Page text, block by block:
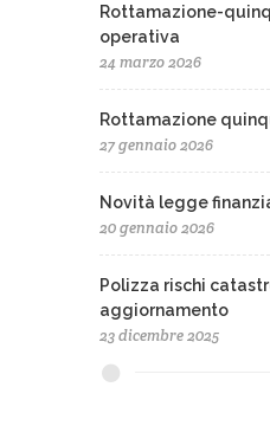
Rottamazione-
operativa
24 marzo 2026
Rottamazione
27 gennaio 2026
Novità legge
20 gennaio 2026
Polizza rischi
aggiornamento
23 dicembre 2025